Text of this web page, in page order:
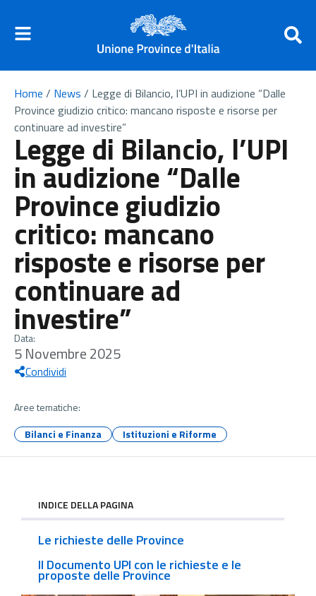
Home / News / Legge di Bilancio, l’UPI in audizione “Dalle
Province giudizio critico: mancano risposte e risorse per
continuare ad investire”
Legge di Bilancio, l’UPI
in audizione “Dalle
Province giudizio
critico: mancano
risposte e risorse per
continuare ad
investire”
Data:
5 Novembre 2025
Condividi
Aree tematiche:
Bilanci e Finanza
Istituzioni e Riforme
INDICE DELLA PAGINA
Le richieste delle Province
Il Documento UPI con le richieste e le
proposte delle Province